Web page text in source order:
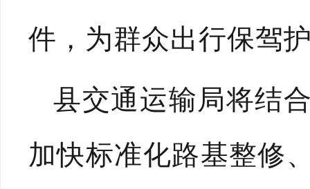
件，为群众出行保驾
县交通运输局将结
加快标准化路基整修